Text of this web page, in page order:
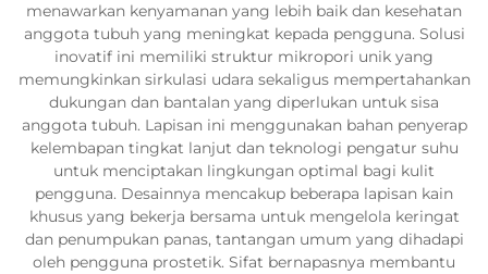
menawarkan kenyamanan yang lebih baik dan kesehatan
anggota tubuh yang meningkat kepada pengguna. Solusi
inovatif ini memiliki struktur mikropori unik yang
memungkinkan sirkulasi udara sekaligus mempertahankan
dukungan dan bantalan yang diperlukan untuk sisa
anggota tubuh. Lapisan ini menggunakan bahan penyerap
kelembapan tingkat lanjut dan teknologi pengatur suhu
untuk menciptakan lingkungan optimal bagi kulit
pengguna. Desainnya mencakup beberapa lapisan kain
khusus yang bekerja bersama untuk mengelola keringat
dan penumpukan panas, tantangan umum yang dihadapi
oleh pengguna prostetik. Sifat bernapasnya membantu